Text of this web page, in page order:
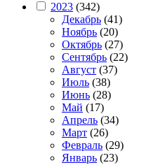
2023 (342)
Декабрь (41)
Ноябрь (20)
Октябрь (27)
Сентябрь (22)
Август (37)
Июль (38)
Июнь (28)
Май (17)
Апрель (34)
Март (26)
Февраль (29)
Январь (23)